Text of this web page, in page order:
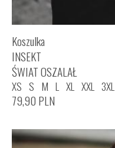
Koszulka
INSEKT
ŚWIAT OSZALAŁ
XS S M L XL XXL 3XL
79,90 PLN